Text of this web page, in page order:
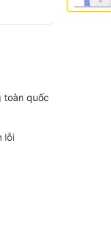
toàn quốc
lỗi